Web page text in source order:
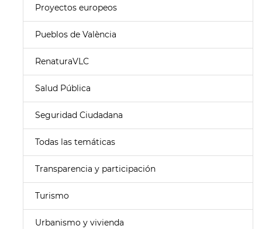
Proyectos europeos
Pueblos de València
RenaturaVLC
Salud Pública
Seguridad Ciudadana
Todas las temáticas
Transparencia y participación
Turismo
Urbanismo y vivienda